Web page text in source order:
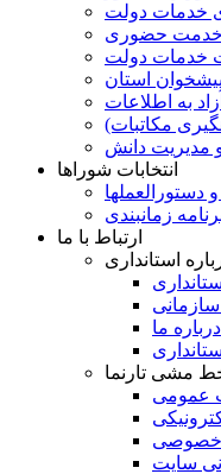
خدمات دولت
خدمت حضوری
خدمات دولت
استان
به اطلاعات
مکاتبات)
مدیریت دانش
انتخابات شوراها
دستورالعملها
زمانبندی
ارتباط با ما
استانداری
سازمانی
درباره ما
مشی تارنما
عمومی
خصوصی
سایت